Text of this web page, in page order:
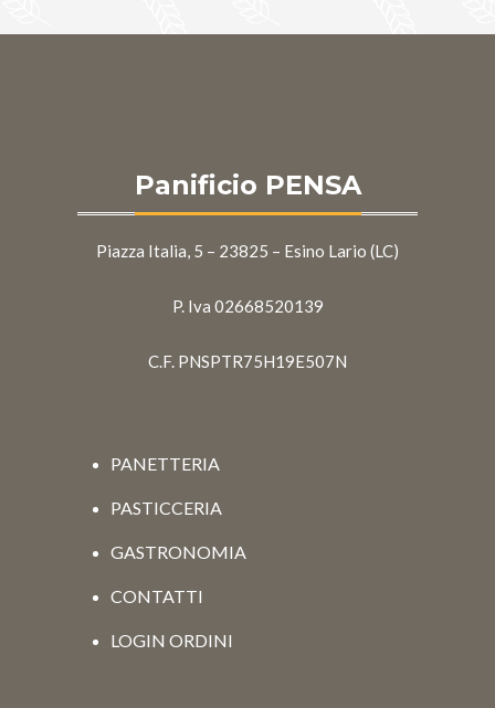
Panificio PENSA
Piazza Italia, 5 – 23825 – Esino Lario (LC)
P. Iva 02668520139
C.F. PNSPTR75H19E507N
PANETTERIA
PASTICCERIA
GASTRONOMIA
CONTATTI
LOGIN ORDINI